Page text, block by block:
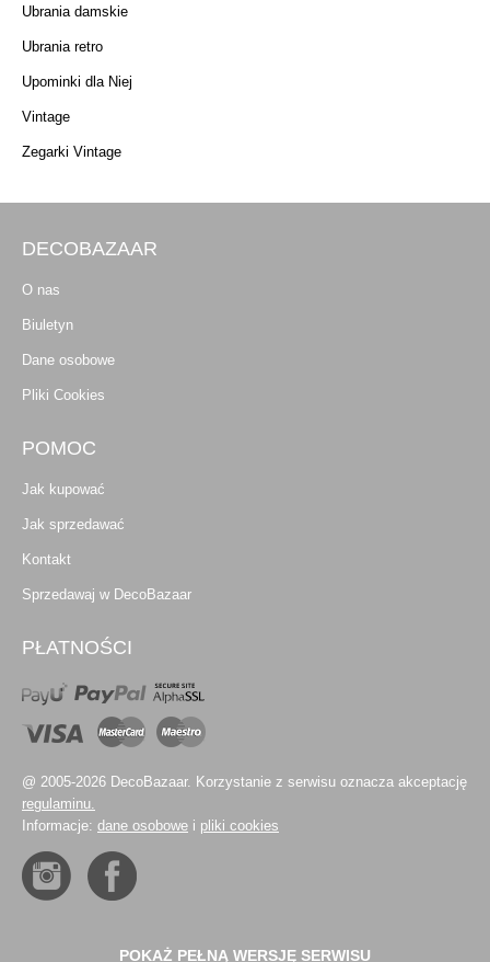
Ubrania damskie
Ubrania retro
Upominki dla Niej
Vintage
Zegarki Vintage
DECOBAZAAR
O nas
Biuletyn
Dane osobowe
Pliki Cookies
POMOC
Jak kupować
Jak sprzedawać
Kontakt
Sprzedawaj w DecoBazaar
PŁATNOŚCI
@ 2005-2026 DecoBazaar. Korzystanie z serwisu oznacza akceptację
regulaminu.
Informacje: dane osobowe i pliki cookies
POKAŻ PEŁNĄ WERSJĘ SERWISU